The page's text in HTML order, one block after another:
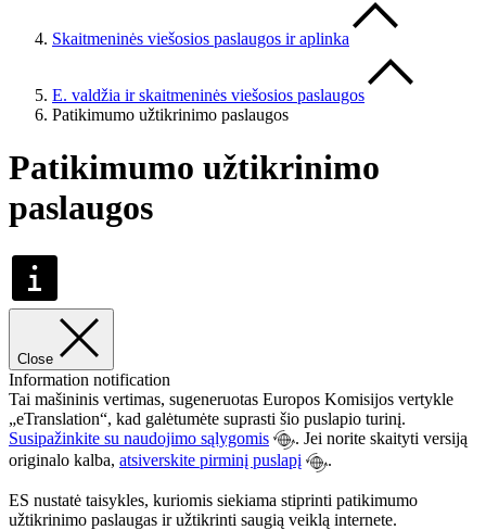
Skaitmeninės viešosios paslaugos ir aplinka
E. valdžia ir skaitmeninės viešosios paslaugos
Patikimumo užtikrinimo paslaugos
Patikimumo užtikrinimo
paslaugos
Close
Information notification
Tai mašininis vertimas, sugeneruotas Europos Komisijos vertykle
„eTranslation“, kad galėtumėte suprasti šio puslapio turinį.
Susipažinkite su naudojimo sąlygomis
. Jei norite skaityti versiją
originalo kalba, atsiverskite pirminį puslapį .
ES nustatė taisykles, kuriomis siekiama stiprinti patikimumo
užtikrinimo paslaugas ir užtikrinti saugią veiklą internete.